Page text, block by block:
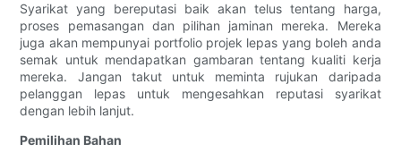
Syarikat yang bereputasi baik akan telus tentang harga,
proses pemasangan dan pilihan jaminan mereka. Mereka
juga akan mempunyai portfolio projek lepas yang boleh anda
semak untuk mendapatkan gambaran tentang kualiti kerja
mereka. Jangan takut untuk meminta rujukan daripada
pelanggan lepas untuk mengesahkan reputasi syarikat
dengan lebih lanjut.
Pemilihan Bahan